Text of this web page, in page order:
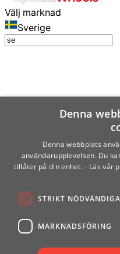
Välj marknad
Sverige
Denna
Denna webbplats
användarupplevelsen. Du
tillåter på din enhet. - Läs vår
STRIKT NÖDVÄNDIGA
MARKNADSFÖRING